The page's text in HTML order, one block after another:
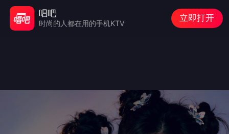
唱吧
时尚的人都在用的手机KTV
立即打开